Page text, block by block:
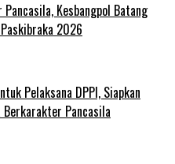
Kesbangpol Batang
2026
Pelaksana DPPI, Siapkan
Pancasila